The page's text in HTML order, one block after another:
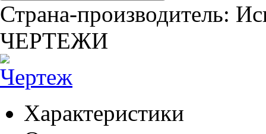
Страна-производитель:
ЧЕРТЕЖИ
Характеристики